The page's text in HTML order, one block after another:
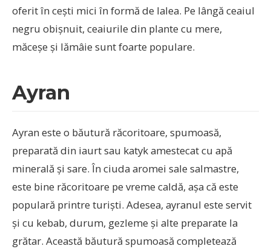
oferit în cești mici în formă de lalea. Pe lângă ceaiul
negru obișnuit, ceaiurile din plante cu mere,
măceșe și lămâie sunt foarte populare.
Ayran
Ayran este o băutură răcoritoare, spumoasă,
preparată din iaurt sau katyk amestecat cu apă
minerală și sare. În ciuda aromei sale salmastre,
este bine răcoritoare pe vreme caldă, așa că este
populară printre turiști. Adesea, ayranul este servit
și cu kebab, durum, gezleme și alte preparate la
grătar. Această băutură spumoasă completează